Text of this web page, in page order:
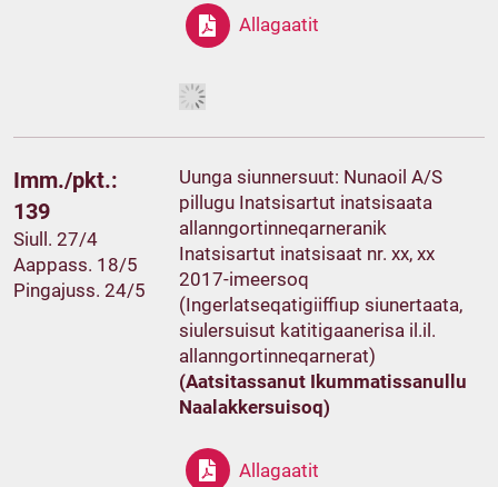
Allagaatit
Imm./pkt.:
139
Siull. 27/4
Aappass. 18/5
Pingajuss. 24/5
Uunga siunnersuut: Nunaoil A/S
pillugu Inatsisartut inatsisaata
allanngortinneqarneranik
Inatsisartut inatsisaat nr. xx, xx
2017-imeersoq
(Ingerlatseqatigiiffiup siunertaata,
siulersuisut katitigaanerisa il.il.
allanngortinneqarnerat)
(Aatsitassanut Ikummatissanullu
Naalakkersuisoq)
Allagaatit